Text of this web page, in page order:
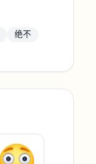
绝不